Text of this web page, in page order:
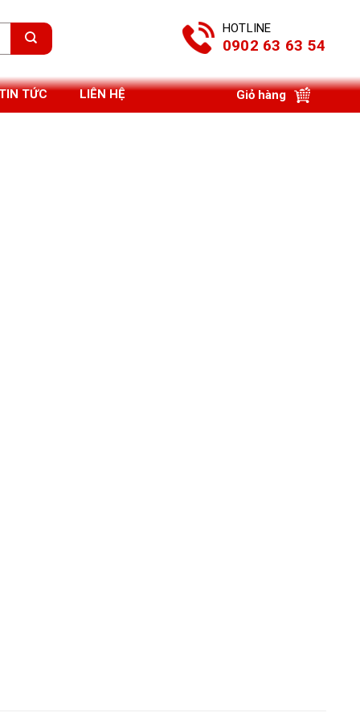
HOTLINE
0902 63 63 54
TỨC LIÊN HỆ Giỏ hàng